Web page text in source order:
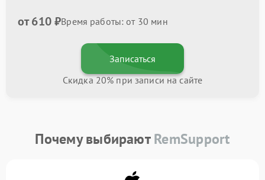
от 610 ₽Время работы: от 30 мин
Записаться
Скидка 20% при записи на сайте
Почему выбираютRemSupport